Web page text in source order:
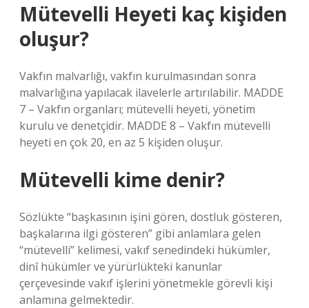
Mütevelli Heyeti kaç kişiden
oluşur?
Vakfın malvarlığı, vakfın kurulmasından sonra
malvarlığına yapılacak ilavelerle artırılabilir. MADDE
7 – Vakfın organları; mütevelli heyeti, yönetim
kurulu ve denetçidir. MADDE 8 – Vakfın mütevelli
heyeti en çok 20, en az 5 kişiden oluşur.
Mütevelli kime denir?
Sözlükte “başkasının işini gören, dostluk gösteren,
başkalarına ilgi gösteren” gibi anlamlara gelen
“mütevelli” kelimesi, vakıf senedindeki hükümler,
dinî hükümler ve yürürlükteki kanunlar
çerçevesinde vakıf işlerini yönetmekle görevli kişi
anlamına gelmektedir.